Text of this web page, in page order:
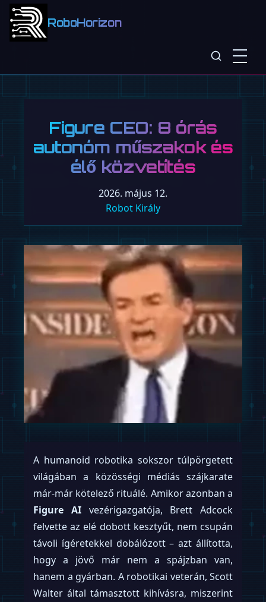
RoboHorizon
Figure CEO: 8 órás
autonóm műszakok és
élő közvetítés
2026. május 12.
Robot Király
A humanoid robotika sokszor túlpörgetett
világában a közösségi médiás szájkarate
már-már kötelező rituálé. Amikor azonban a
Figure AIvezérigazgatója, Brett Adcock
felvette az elé dobott kesztyűt, nem csupán
távoli ígéretekkel dobálózott – azt állította,
hogy a jövő már nem a spájzban van,
hanem a gyárban. A robotikai veterán, Scott
Walter által támasztott kihívásra, miszerint